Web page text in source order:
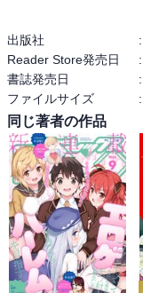
出版社
:
Reader Store発売日
:
書誌発売日
:
ファイルサイズ
:
同じ著者の作品